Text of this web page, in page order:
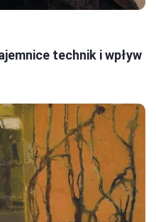
technik i wpływ